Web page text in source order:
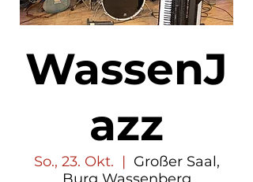
WassenJ
azz
So., 23. Okt.
  |
Großer Saal,